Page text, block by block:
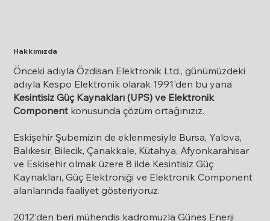
Hakkımızda
Önceki adıyla Özdisan Elektronik Ltd., günümüzdeki
adıyla Kespo Elektronik olarak 1991'den bu yana
Kesintisiz Güç Kaynakları (UPS) ve Elektronik
Component konusunda çözüm ortağınızız.
Eskişehir Şubemizin de eklenmesiyle Bursa, Yalova,
Balıkesir, Bilecik, Çanakkale, Kütahya, Afyonkarahisar
ve Eskisehir olmak üzere 8 ilde Kesintisiz Güç
Kaynakları, Güç Elektroniği ve Elektronik Component
alanlarında faaliyet gösteriyoruz.
2012'den beri mühendis kadromuzla Güneş Enerji